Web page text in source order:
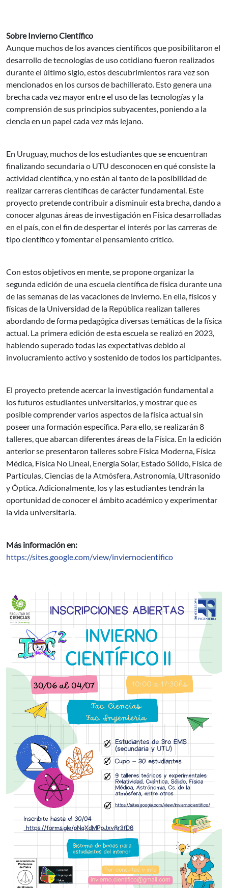
Sobre Invierno Científico
Aunque muchos de los avances científicos que posibilitaron el
desarrollo de tecnologías de uso cotidiano fueron realizados
durante el último siglo, estos descubrimientos rara vez son
mencionados en los cursos de bachillerato. Esto genera una
brecha cada vez mayor entre el uso de las tecnologías y la
comprensión de sus principios subyacentes, poniendo a la
ciencia en un papel cada vez más lejano.
En Uruguay, muchos de los estudiantes que se encuentran
finalizando secundaria o UTU desconocen en qué consiste la
actividad científica, y no están al tanto de la posibilidad de
realizar carreras científicas de carácter fundamental. Este
proyecto pretende contribuir a disminuir esta brecha, dando a
conocer algunas áreas de investigación en Física desarrolladas
en el país, con el fin de despertar el interés por las carreras de
tipo científico y fomentar el pensamiento crítico.
Con estos objetivos en mente, se propone organizar la
segunda edición de una escuela científica de física durante una
de las semanas de las vacaciones de invierno. En ella, físicos y
físicas de la Universidad de la República realizan talleres
abordando de forma pedagógica diversas temáticas de la física
actual. La primera edición de esta escuela se realizó en 2023,
habiendo superado todas las expectativas debido al
involucramiento activo y sostenido de todos los participantes.
El proyecto pretende acercar la investigación fundamental a
los futuros estudiantes universitarios, y mostrar que es
posible comprender varios aspectos de la física actual sin
poseer una formación específica. Para ello, se realizarán 8
talleres, que abarcan diferentes áreas de la Física. En la edición
anterior se presentaron talleres sobre Física Moderna, Física
Médica, Física No Lineal, Energía Solar, Estado Sólido, Física de
Partículas, Ciencias de la Atmósfera, Astronomía, Ultrasonido
y Óptica. Adicionalmente, los y las estudiantes tendrán la
oportunidad de conocer el ámbito académico y experimentar
la vida universitaria.
Más información en:
https://sites.google.com/view/inviernocientifico